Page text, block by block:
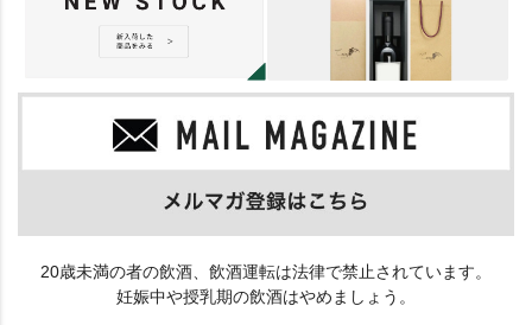
20歳未満の者の飲酒、飲酒運転は法律で禁止されています。
妊娠中や授乳期の飲酒はやめましょう。